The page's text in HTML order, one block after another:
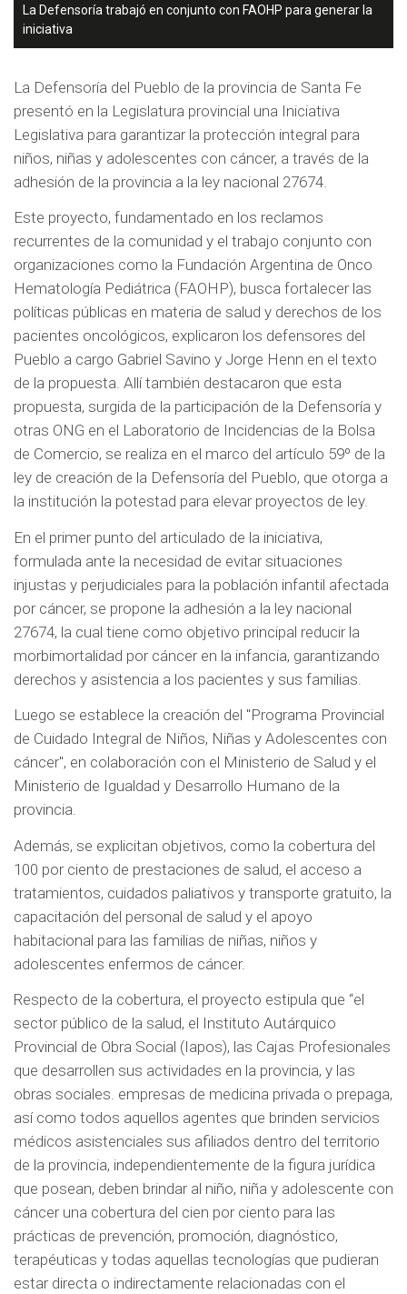
La Defensoría trabajó en conjunto con FAOHP para generar la
iniciativa
La Defensoría del Pueblo de la provincia de Santa Fe
presentó en la Legislatura provincial una Iniciativa
Legislativa para garantizar la protección integral para
niños, niñas y adolescentes con cáncer, a través de la
adhesión de la provincia a la ley nacional 27674.
Este proyecto, fundamentado en los reclamos
recurrentes de la comunidad y el trabajo conjunto con
organizaciones como la Fundación Argentina de Onco
Hematología Pediátrica (FAOHP), busca fortalecer las
políticas públicas en materia de salud y derechos de los
pacientes oncológicos, explicaron los defensores del
Pueblo a cargo Gabriel Savino y Jorge Henn en el texto
de la propuesta. Allí también destacaron que esta
propuesta, surgida de la participación de la Defensoría y
otras ONG en el Laboratorio de Incidencias de la Bolsa
de Comercio, se realiza en el marco del artículo 59º de la
ley de creación de la Defensoría del Pueblo, que otorga a
la institución la potestad para elevar proyectos de ley.
En el primer punto del articulado de la iniciativa,
formulada ante la necesidad de evitar situaciones
injustas y perjudiciales para la población infantil afectada
por cáncer, se propone la adhesión a la ley nacional
27674, la cual tiene como objetivo principal reducir la
morbimortalidad por cáncer en la infancia, garantizando
derechos y asistencia a los pacientes y sus familias.
Luego se establece la creación del "Programa Provincial
de Cuidado Integral de Niños, Niñas y Adolescentes con
cáncer", en colaboración con el Ministerio de Salud y el
Ministerio de Igualdad y Desarrollo Humano de la
provincia.
Además, se explicitan objetivos, como la cobertura del
100 por ciento de prestaciones de salud, el acceso a
tratamientos, cuidados paliativos y transporte gratuito, la
capacitación del personal de salud y el apoyo
habitacional para las familias de niñas, niños y
adolescentes enfermos de cáncer.
Respecto de la cobertura, el proyecto estipula que “el
sector público de la salud, el Instituto Autárquico
Provincial de Obra Social (Iapos), las Cajas Profesionales
que desarrollen sus actividades en la provincia, y las
obras sociales. empresas de medicina privada o prepaga,
así como todos aquellos agentes que brinden servicios
médicos asistenciales sus afiliados dentro del territorio
de la provincia, independientemente de la figura jurídica
que posean, deben brindar al niño, niña y adolescente con
cáncer una cobertura del cien por ciento para las
prácticas de prevención, promoción, diagnóstico,
terapéuticas y todas aquellas tecnologías que pudieran
estar directa o indirectamente relacionadas con el